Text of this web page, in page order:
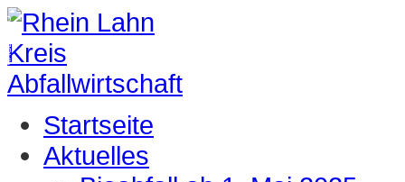
Startseite
Aktuelles
IMAGEVIDEO